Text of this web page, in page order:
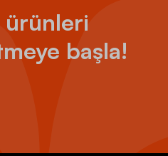
ürünleri
başla!